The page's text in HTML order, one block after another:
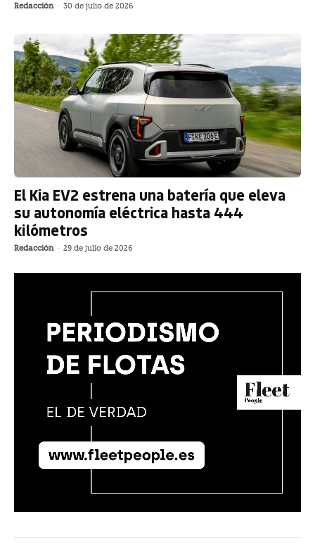
Redacción - 30 de julio de 2026
El Kia EV2 estrena una batería que eleva
su autonomía eléctrica hasta 444
kilómetros
Redacción - 29 de julio de 2026